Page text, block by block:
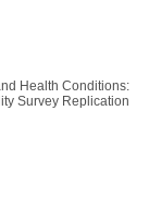
Health Conditions:
Survey Replication